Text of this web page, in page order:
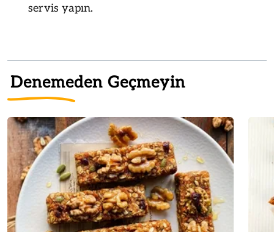
servis yapın.
Denemeden Geçmeyin